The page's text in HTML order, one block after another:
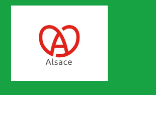
Certification n° 5619
Partenaire Marque Alsace